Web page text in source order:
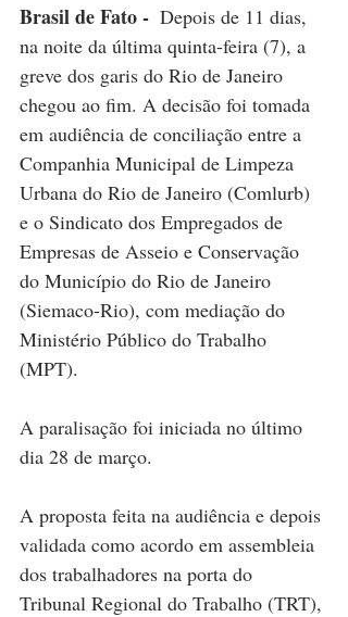
Brasil de Fato - Depois de 11 dias,
na noite da última quinta-feira (7), a
greve dos garis do Rio de Janeiro
chegou ao fim. A decisão foi tomada
em audiência de conciliação entre a
Companhia Municipal de Limpeza
Urbana do Rio de Janeiro (Comlurb)
e o Sindicato dos Empregados de
Empresas de Asseio e Conservação
do Município do Rio de Janeiro
(Siemaco-Rio), com mediação do
Ministério Público do Trabalho
(MPT).
A paralisação foi iniciada no último
dia 28 de março.
A proposta feita na audiência e depois
validada como acordo em assembleia
dos trabalhadores na porta do
Tribunal Regional do Trabalho (TRT),